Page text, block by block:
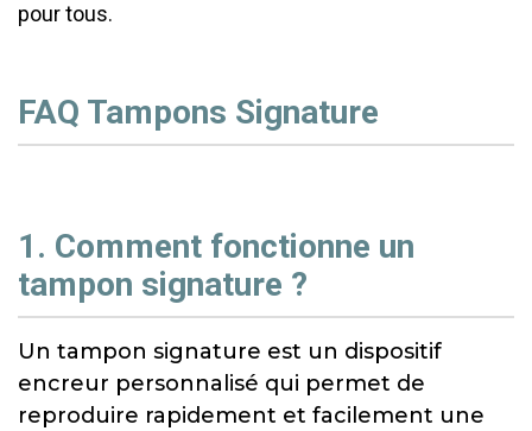
pour tous.
FAQ Tampons Signature
1. Comment fonctionne un
tampon signature ?
Un tampon signature est un dispositif
encreur personnalisé qui permet de
reproduire rapidement et facilement une